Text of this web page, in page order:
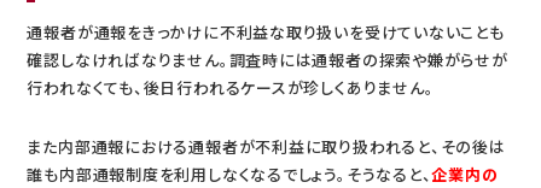
通報者が通報をきっかけに不利益な取り扱いを受けていないことも
確認しなければなりません。調査時には通報者の探索や嫌がらせが
行われなくても、後日行われるケースが珍しくありません。
また内部通報における通報者が不利益に取り扱われると、その後は
誰も内部通報制度を利用しなくなるでしょう。そうなると、企業内の